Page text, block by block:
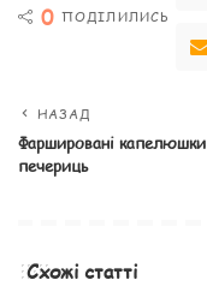
0 ПОДІЛИЛИСЬ
НАЗАД
Фаршировані капелюшки
печериць
Схожі статті